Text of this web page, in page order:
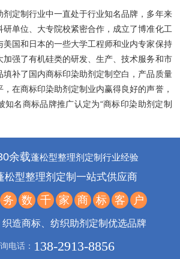
剂定制行业中一直处于行业知名品牌，多年来
研单位、大专院校紧密合作，成立了博准化工
美国和日本的一些大学工程师和业内专家保持
加强了有机硅类的研发、生产、技术服务和市
填补了国内商标印染助剂定制空白，产品质量
在商标印染助剂定制业内赢得良好的声誉，
知名商标品牌推广认定为“商标印染助剂定制
余载蓬松型整理剂定制行业经验
松型整理剂定制一站式供应商
务 数 千 家 商 标 客 户
造商标、纺织助剂定制优选品牌
电话： 138-2913-8856